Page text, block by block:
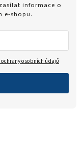
informace o
e-shopu.
osobních údajů